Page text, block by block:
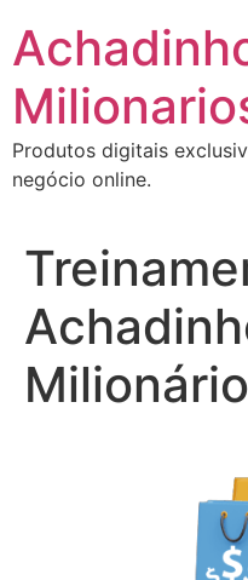
para
conteúdo
Produtos digitais
negócio online.